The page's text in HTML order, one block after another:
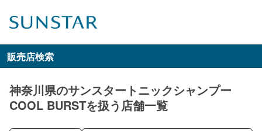
販売店検索
神奈川県のサンスタートニックシャンプー
COOL BURSTを扱う店舗一覧